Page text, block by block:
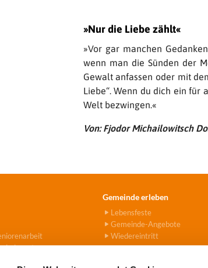
»Nur die Liebe zählt«
»Vor gar manchen
wenn man die Sünden der
Gewalt anfassen oder mit
Liebe“. Wenn du dich ein für
Welt bezwingen.«
Von: Fjodor Michailowitsch
Gemeinde erleben
Lebensfeste
Gemeinde-Angebote
Wiedereintritt